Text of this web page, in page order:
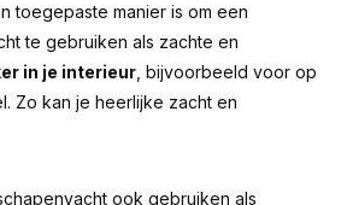
toegepaste manier is om een
te gebruiken als zachte en
in je interieur , bijvoorbeeld voor op
Zo kan je heerlijke zacht en
ook gebruiken als